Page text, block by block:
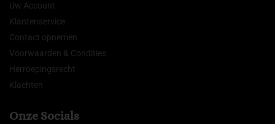
Uw Account
Klantenservice
Contact opnemen
Voorwaarden & Condities
Herroepingsrecht
Klachten
Onze Socials